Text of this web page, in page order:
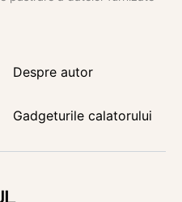
Despre autor
Gadgeturile calatorului